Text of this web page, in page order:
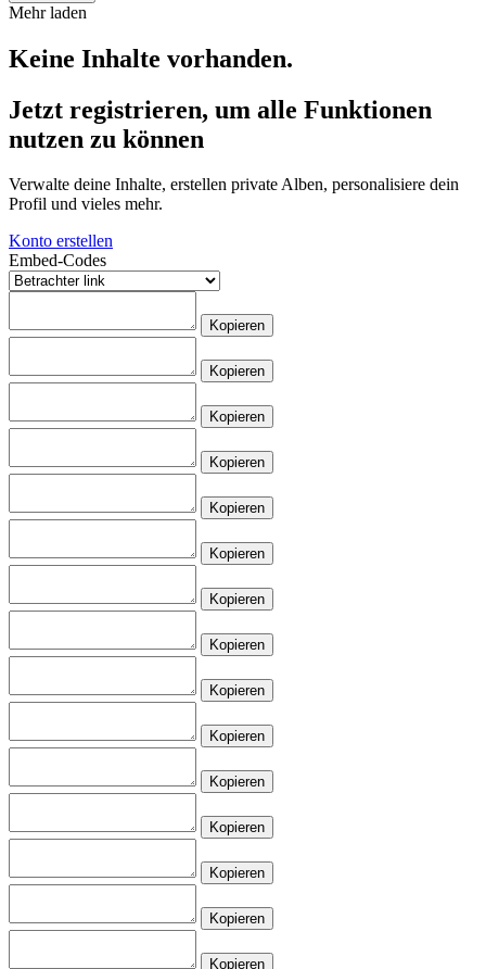
Mehr laden
Keine Inhalte vorhanden.
Jetzt registrieren, um alle Funktionen
nutzen zu können
Verwalte deine Inhalte, erstellen private Alben, personalisiere dein
Profil und vieles mehr.
Konto erstellen
Embed-Codes
Kopieren
Kopieren
Kopieren
Kopieren
Kopieren
Kopieren
Kopieren
Kopieren
Kopieren
Kopieren
Kopieren
Kopieren
Kopieren
Kopieren
Kopieren